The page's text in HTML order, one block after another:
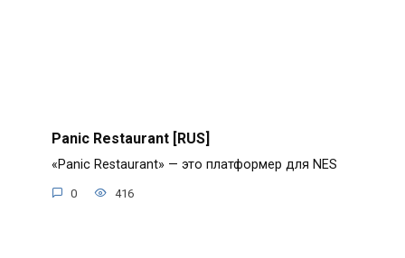
Panic Restaurant [RUS]
«Panic Restaurant» — это платформер для NES
0 416